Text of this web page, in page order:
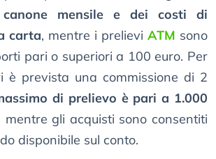
canone mensile e dei costi di
carta, mentre i prelievi ATM sono
pari o superiori a 100 euro. Per
è prevista una commissione di 2
di prelievo è pari a 1.000
mentre gli acquisti sono consentiti
disponibile sul conto.